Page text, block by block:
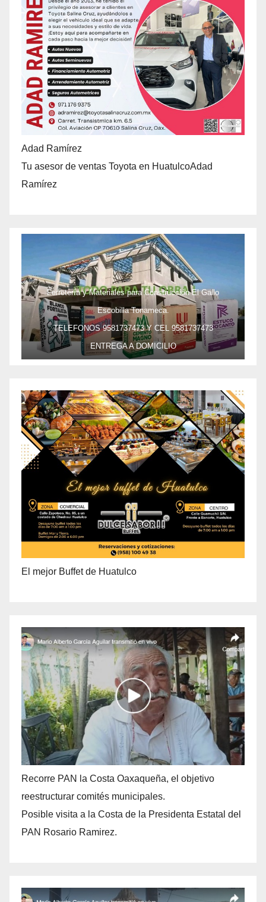
Adad Ramírez
Tu asesor de ventas Toyota en HuatulcoAdad
Ramírez
Ferretería y Materiales para Construcción El Gallo
Escobilla Tonameca.
TELEFONOS 9581737473 Y CEL 9581737473
ENTREGA A DOMICILIO
El mejor Buffet de Huatulco
Recorre PAN la Costa Oaxaqueña, el objetivo
reestructurar comités municipales.
Posible visita a la Costa de la Presidenta Estatal del
PAN Rosario Ramirez.